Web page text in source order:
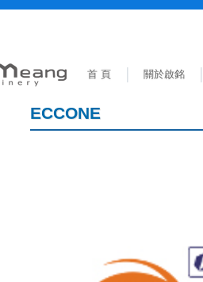
首 頁 關於啟銘
ECCONE